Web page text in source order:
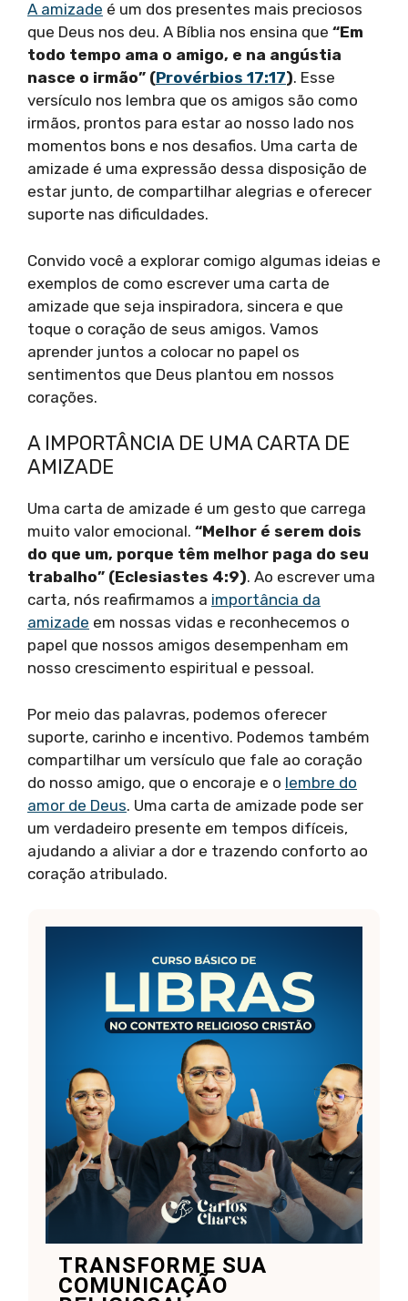
A amizade é um dos presentes mais preciosos
que Deus nos deu. A Bíblia nos ensina que “Em
todo tempo ama o amigo, e na angústia
nasce o irmão” (Provérbios 17:17). Esse
versículo nos lembra que os amigos são como
irmãos, prontos para estar ao nosso lado nos
momentos bons e nos desafios. Uma carta de
amizade é uma expressão dessa disposição de
estar junto, de compartilhar alegrias e oferecer
suporte nas dificuldades.
Convido você a explorar comigo algumas ideias e
exemplos de como escrever uma carta de
amizade que seja inspiradora, sincera e que
toque o coração de seus amigos. Vamos
aprender juntos a colocar no papel os
sentimentos que Deus plantou em nossos
corações.
A IMPORTÂNCIA DE UMA CARTA DE
AMIZADE
Uma carta de amizade é um gesto que carrega
muito valor emocional. “Melhor é serem dois
do que um, porque têm melhor paga do seu
trabalho” (Eclesiastes 4:9). Ao escrever uma
carta, nós reafirmamos a importância da
amizade em nossas vidas e reconhecemos o
papel que nossos amigos desempenham em
nosso crescimento espiritual e pessoal.
Por meio das palavras, podemos oferecer
suporte, carinho e incentivo. Podemos também
compartilhar um versículo que fale ao coração
do nosso amigo, que o encoraje e o lembre do
amor de Deus. Uma carta de amizade pode ser
um verdadeiro presente em tempos difíceis,
ajudando a aliviar a dor e trazendo conforto ao
coração atribulado.
TRANSFORME SUA
COMUNICAÇÃO